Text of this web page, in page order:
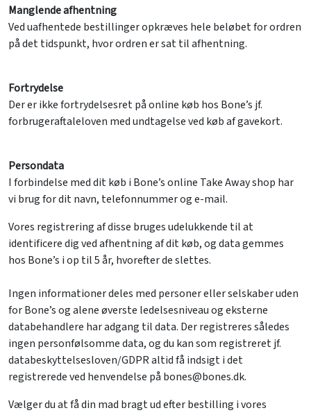
Manglende afhentning
Ved uafhentede bestillinger opkræves hele beløbet for ordren
på det tidspunkt, hvor ordren er sat til afhentning.
Fortrydelse
Der er ikke fortrydelsesret på online køb hos Bone’s jf.
forbrugeraftaleloven med undtagelse ved køb af gavekort.
Persondata
I forbindelse med dit køb i Bone’s online Take Away shop har
vi brug for dit navn, telefonnummer og e-mail.
Vores registrering af disse bruges udelukkende til at
identificere dig ved afhentning af dit køb, og data gemmes
hos Bone’s i op til 5 år, hvorefter de slettes.
Ingen informationer deles med personer eller selskaber uden
for Bone’s og alene øverste ledelsesniveau og eksterne
databehandlere har adgang til data. Der registreres således
ingen personfølsomme data, og du kan som registreret jf.
databeskyttelsesloven/GDPR altid få indsigt i det
registrerede ved henvendelse på bones@bones.dk.
Vælger du at få din mad bragt ud efter bestilling i vores